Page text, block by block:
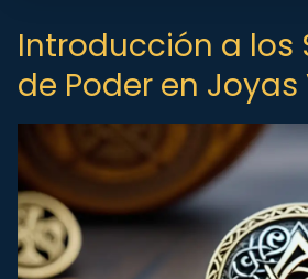
Introducción a los
de Poder en